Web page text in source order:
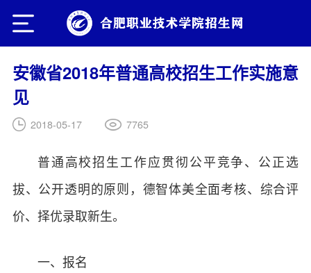
安徽省2018年普通高校招生工作实施意
见
2018-05-17 7765
普通高校招生工作应贯彻公平竞争、公正选
拔、公开透明的原则，德智体美全面考核、综合评
价、择优录取新生。
一、报名